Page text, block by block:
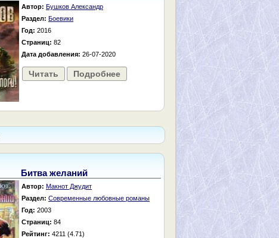
Автор: Бушков Александр
Раздел: Боевики
Год: 2016
Страниц: 82
Дата добавления: 26-07-2020
Читать Подробнее
Битва желаний
Автор: Макнот Джудит
Раздел: Современные любовные романы
Год: 2003
Страниц: 84
Рейтинг: 4211 (4.71)